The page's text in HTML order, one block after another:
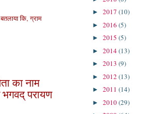
बतलाया कि,ग्राम
का नाम
भगवद् परायण
► 2017 (10)
► 2016 (5)
► 2015 (5)
► 2014(13)
► 2013 (9)
► 2012 (13)
► 2011 (14)
► 2010(29)